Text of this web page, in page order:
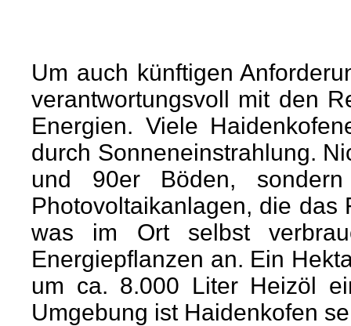
Um auch künftigen
verantwortungsvoll mit den
Energien. Viele
durch Sonneneinstrahlung.
und 90er Böden,
Photovoltaikanlagen, die das
was im Ort selbst
Energiepflanzen an. Ein
um ca. 8.000 Liter Heizöl
Umgebung ist Haidenkofen